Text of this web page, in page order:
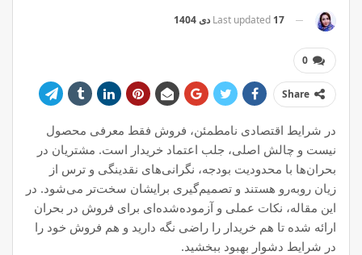
Last updated 17 دی 1404
0
Share
در شرایط اقتصادی نامطمئن، فروش فقط معرفی محصول
نیست و چالش اصلی، جلب اعتماد خریدار است. مشتریان در
بحران‌ها با محدودیت بودجه، نگرانی‌های نقدینگی و ترس از
زیان روبه‌رو هستند و تصمیم‌گیری برایشان سخت‌تر می‌شود. در
این مقاله، نکات عملی و آزموده‌شده‌ای برای فروش در بحران
ارائه شده تا هم خریدار را راضی نگه دارید و هم فروش خود را
در شرایط دشوار بهبود ببخشید.